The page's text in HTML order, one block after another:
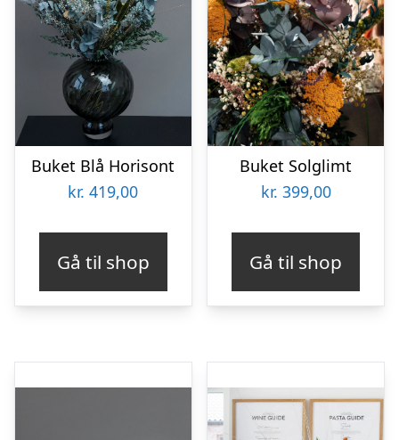
Buket Blå Horisont
kr. 419,00
Gå til shop
Buket Solglimt
kr. 399,00
Gå til shop